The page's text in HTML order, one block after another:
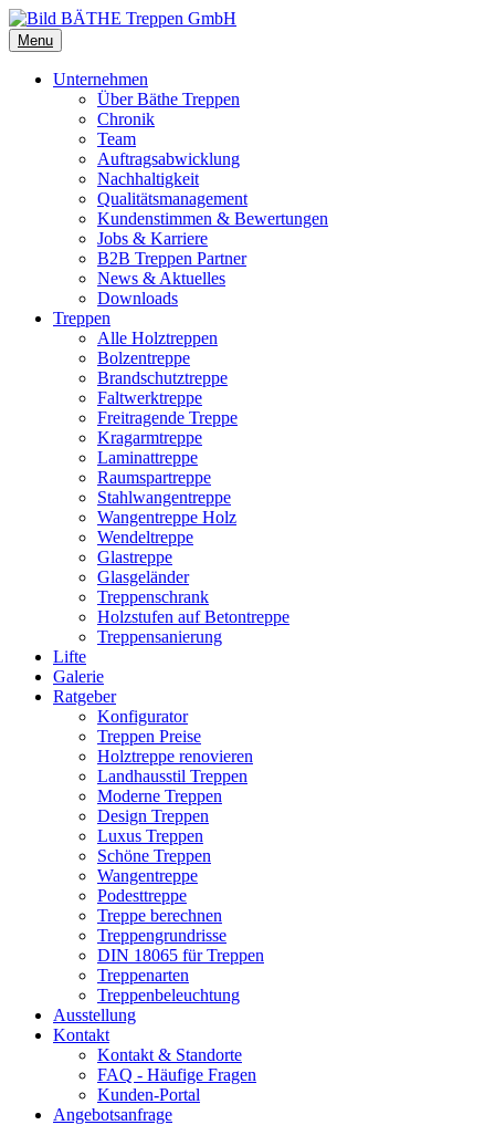
Menu
Unternehmen
Über Bäthe Treppen
Chronik
Team
Auftragsabwicklung
Nachhaltigkeit
Qualitätsmanagement
Kundenstimmen & Bewertungen
Jobs & Karriere
B2B Treppen Partner
News & Aktuelles
Downloads
Treppen
Alle Holztreppen
Bolzentreppe
Brandschutztreppe
Faltwerktreppe
Freitragende Treppe
Kragarmtreppe
Laminattreppe
Raumspartreppe
Stahlwangentreppe
Wangentreppe Holz
Wendeltreppe
Glastreppe
Glasgeländer
Treppenschrank
Holzstufen auf Betontreppe
Treppensanierung
Lifte
Galerie
Ratgeber
Konfigurator
Treppen Preise
Holztreppe renovieren
Landhausstil Treppen
Moderne Treppen
Design Treppen
Luxus Treppen
Schöne Treppen
Wangentreppe
Podesttreppe
Treppe berechnen
Treppengrundrisse
DIN 18065 für Treppen
Treppenarten
Treppenbeleuchtung
Ausstellung
Kontakt
Kontakt & Standorte
FAQ - Häufige Fragen
Kunden-Portal
Angebotsanfrage